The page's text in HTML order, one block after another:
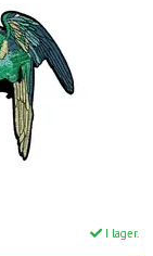
I lager.